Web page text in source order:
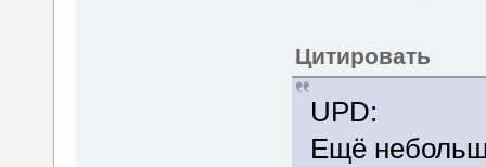
Цитировать
UPD:
Ещё